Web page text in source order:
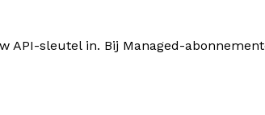
API-sleutel in. Bij Managed-